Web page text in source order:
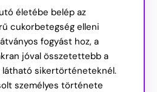
életébe belép az
cukorbetegség elleni
fogyást hoz, a
jóval összetettebb a
látható sikertörténeteknél.
személyes története